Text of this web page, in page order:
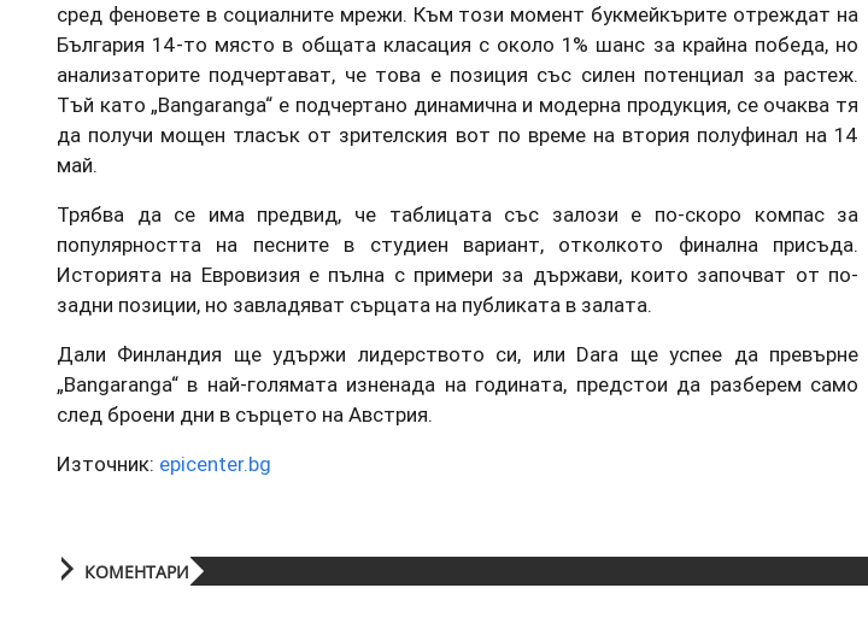
сред феновете в социалните мрежи. Към този момент букмейкърите отреждат на
България 14-то място в общата класация с около 1% шанс за крайна победа, но
анализаторите подчертават, че това е позиция със силен потенциал за растеж.
Тъй като „Bangaranga“ е подчертано динамична и модерна продукция, се очаква тя
да получи мощен тласък от зрителския вот по време на втория полуфинал на 14
май.
Трябва да се има предвид, че таблицата със залози е по-скоро компас за
популярността на песните в студиен вариант, отколкото финална присъда.
Историята на Евровизия е пълна с примери за държави, които започват от по-
задни позиции, но завладяват сърцата на публиката в залата.
Дали Финландия ще удържи лидерството си, или Dara ще успее да превърне
„Bangaranga“ в най-голямата изненада на годината, предстои да разберем само
след броени дни в сърцето на Австрия.
Източник: epicenter.bg
КОМЕНТАРИ